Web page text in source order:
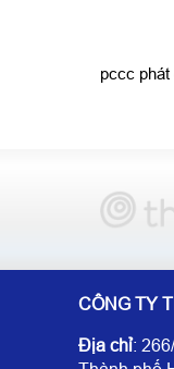
pccc
CÔNG TY
Địa chỉ: